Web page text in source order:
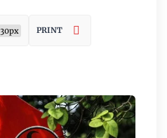
30px PRINT